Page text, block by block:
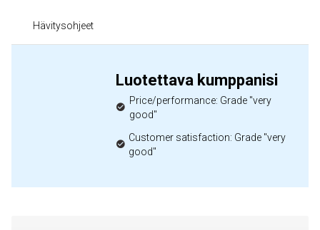
Hävitysohjeet
Luotettava kumppanisi
Price/performance: Grade "very
good"
Customer satisfaction: Grade "very
good"